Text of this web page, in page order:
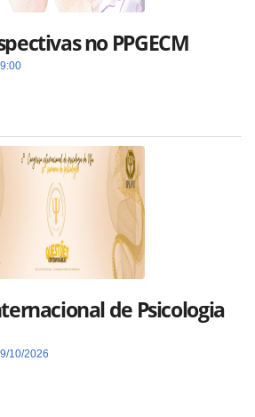
no PPGECM
de Psicologia
10/2026